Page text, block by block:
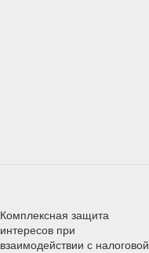
Комплексная защита
интересов при
взаимодействии с налоговой